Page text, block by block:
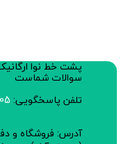
پشت خط نوا
سوالات شماست
تلفن پاسخگویی:
آدرس: فروشگاه و